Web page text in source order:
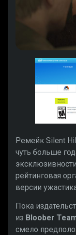
Ремейк Silent
чуть больше
рейтинговая
версии
Пока
из Bloober
смело